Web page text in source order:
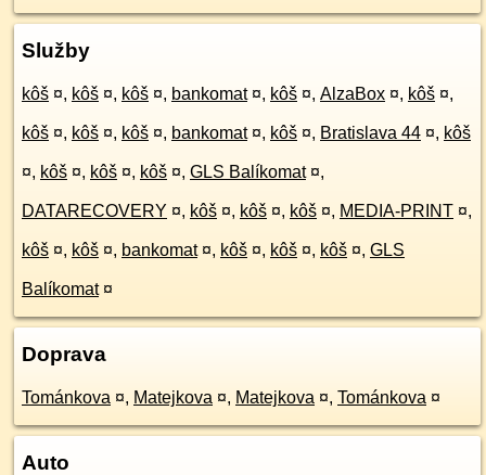
Služby
kôš ¤, kôš ¤, kôš ¤, bankomat ¤, kôš ¤, AlzaBox ¤, kôš ¤,
kôš ¤, kôš ¤, kôš ¤, bankomat ¤, kôš ¤, Bratislava 44 ¤, kôš
¤, kôš ¤, kôš ¤, kôš ¤, GLS Balíkomat ¤,
DATARECOVERY ¤, kôš ¤, kôš ¤, kôš ¤, MEDIA-PRINT ¤,
kôš ¤, kôš ¤, bankomat ¤, kôš ¤, kôš ¤, kôš ¤, GLS
Balíkomat ¤
Doprava
Tománkova ¤, Matejkova ¤, Matejkova ¤, Tománkova ¤
Auto